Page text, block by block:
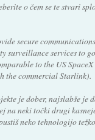
o čem se te stvari
secure
surveillance services to
to the US
the commercial Starlink).
je dober, najslabše je
na neki točki drugi
neko tehnologijo